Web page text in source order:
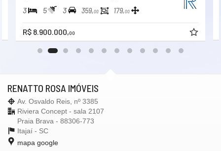
3 5 3 359,00 179,00
R$ 8.900.000,00
RENATTO ROSA IMÓVEIS
Av. Osvaldo Reis, nº 3385
Riviera Concept - sala 2107
Praia Brava - 88306-773
Itajaí - SC
mapa google